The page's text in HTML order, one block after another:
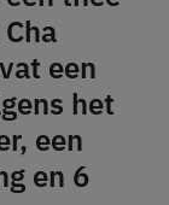
een
het
een
en 6